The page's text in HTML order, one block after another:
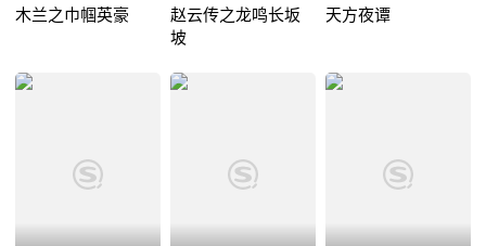
木兰之巾帼英豪
赵云传之龙鸣长坂
坡
天方夜谭